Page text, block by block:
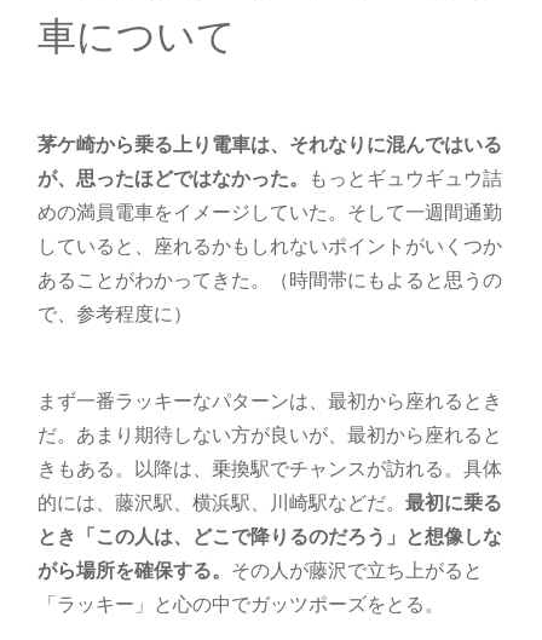
車について
茅ケ崎から乗る上り電車は、それなりに混んではいる
が、思ったほどではなかった。 もっとギュウギュウ詰
めの満員電車をイメージしていた。そして一週間通勤
していると、座れるかもしれないポイントがいくつか
あることがわかってきた。（時間帯にもよると思うの
で、参考程度に）
まず一番ラッキーなパターンは、最初から座れるとき
だ。あまり期待しない方が良いが、最初から座れると
きもある。以降は、乗換駅でチャンスが訪れる。具体
的には、藤沢駅、横浜駅、川崎駅などだ。 最初に乗る
とき「この人は、どこで降りるのだろう」と想像しな
がら場所を確保する。 その人が藤沢で立ち上がると
「ラッキー」と心の中でガッツポーズをとる。